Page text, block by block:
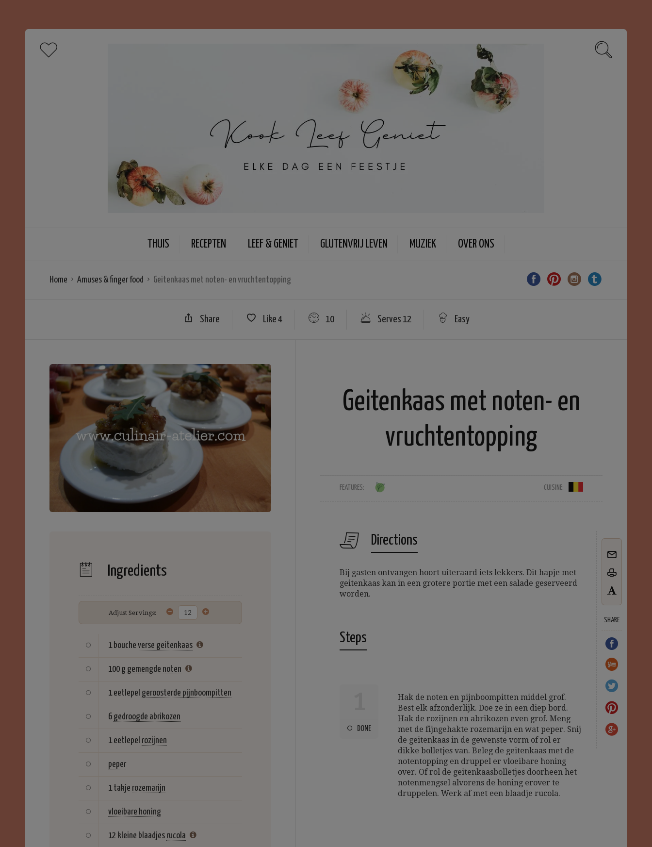
THUIS RECEPTEN LEEF & GENIET GLUTENVRIJ LEVEN MUZIEK OVER ONS
Home Amuses & finger food Geitenkaas met noten- en vruchtentopping
Share Like 4 10 Serves 12 Easy
Ingredients
Adjust Servings:
1 bouche verse geitenkaas
100 g gemengde noten
1 eetlepel geroosterde pijnboompitten
6 gedroogde abrikozen
1 eetlepel rozijnen
peper
1 takje rozemarijn
vloeibare honing
12 kleine blaadjes rucola
Geitenkaas met noten- en
vruchtentopping
FEATURES: CUISINE:
Directions
SHARE
Bij gasten ontvangen hoort uiteraard iets lekkers. Dit hapje met
geitenkaas kan in een grotere portie met een salade geserveerd
worden.
Steps
DONE
Hak de noten en pijnboompitten middel grof.
Best elk afzonderlijk. Doe ze in een diep bord.
Hak de rozijnen en abrikozen even grof. Meng
met de fijngehakte rozemarijn en wat peper. Snij
de geitenkaas in de gewenste vorm of rol er
dikke bolletjes van. Beleg de geitenkaas met de
notentopping en druppel er vloeibare honing
over. Of rol de geitenkaasbolletjes doorheen het
notenmengsel alvorens de honing erover te
druppelen. Werk af met een blaadje rucola.